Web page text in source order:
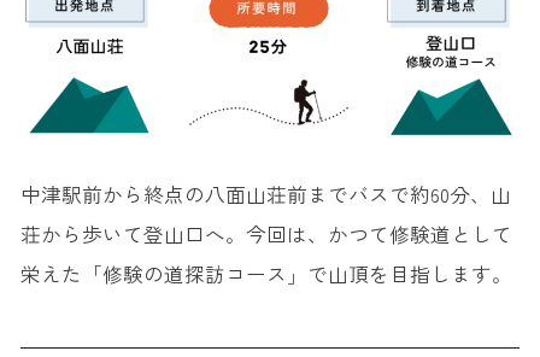
中津駅前から終点の八面山荘前までバスで約60分、山
荘から歩いて登山口へ。今回は、かつて修験道として
栄えた「修験の道探訪コース」で山頂を目指します。